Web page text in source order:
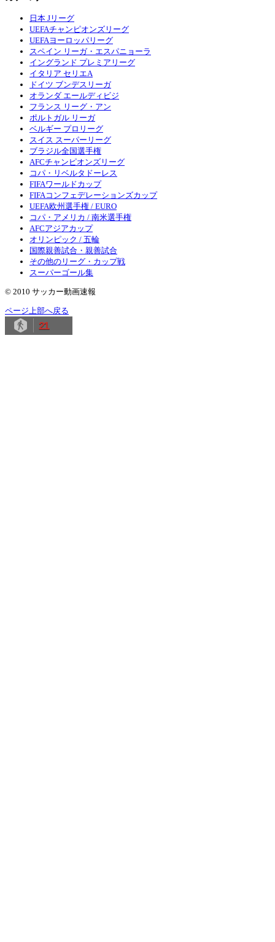
日本 Jリーグ
UEFAチャンピオンズリーグ
UEFAヨーロッパリーグ
スペイン リーガ・エスパニョーラ
イングランド プレミアリーグ
イタリア セリエA
ドイツ ブンデスリーガ
オランダ エールディビジ
フランス リーグ・アン
ポルトガル リーガ
ベルギー プロリーグ
スイス スーパーリーグ
ブラジル全国選手権
AFCチャンピオンズリーグ
コパ・リベルタドーレス
FIFAワールドカップ
FIFAコンフェデレーションズカップ
UEFA欧州選手権 / EURO
コパ・アメリカ / 南米選手権
AFCアジアカップ
オリンピック / 五輪
国際親善試合・親善試合
その他のリーグ・カップ戦
スーパーゴール集
© 2010 サッカー動画速報
ページ上部へ戻る
21